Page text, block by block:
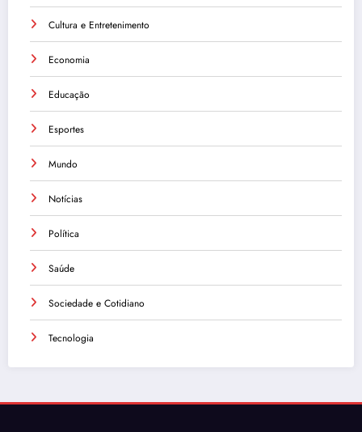
Cultura e Entretenimento
Economia
Educação
Esportes
Mundo
Notícias
Política
Saúde
Sociedade e Cotidiano
Tecnologia